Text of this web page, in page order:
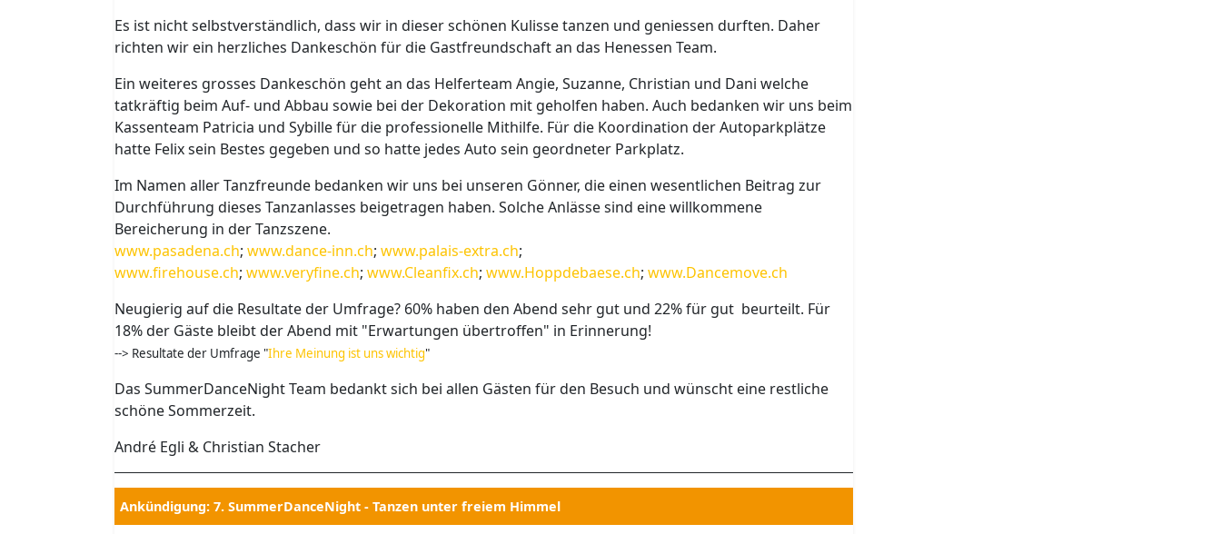
Es ist nicht selbstverständlich, dass wir in dieser schönen Kulisse tanzen und geniessen durften. Daher
richten wir ein herzliches Dankeschön für die Gastfreundschaft an das Henessen Team.
Ein weiteres grosses Dankeschön geht an das Helferteam Angie, Suzanne, Christian und Dani welche
tatkräftig beim Auf- und Abbau sowie bei der Dekoration mit geholfen haben. Auch bedanken wir uns beim
Kassenteam Patricia und Sybille für die professionelle Mithilfe. Für die Koordination der Autoparkplätze
hatte Felix sein Bestes gegeben und so hatte jedes Auto sein geordneter Parkplatz.
Im Namen aller Tanzfreunde bedanken wir uns bei unseren Gönner, die einen wesentlichen Beitrag zur
Durchführung dieses Tanzanlasses beigetragen haben. Solche Anlässe sind eine willkommene
Bereicherung in der Tanzszene.
www.pasadena.ch; www.dance-inn.ch; www.palais-extra.ch;
www.firehouse.ch; www.veryfine.ch; www.Cleanfix.ch; www.Hoppdebaese.ch; www.Dancemove.ch
Neugierig auf die Resultate der Umfrage? 60% haben den Abend sehr gut und 22% für gut beurteilt. Für
18% der Gäste bleibt der Abend mit "Erwartungen übertroffen" in Erinnerung!
--> Resultate der Umfrage "Ihre Meinung ist uns wichtig"
Das SummerDanceNight Team bedankt sich bei allen Gästen für den Besuch und wünscht eine restliche
schöne Sommerzeit.
André Egli & Christian Stacher
Ankündigung: 7. SummerDanceNight - Tanzen unter freiem Himmel